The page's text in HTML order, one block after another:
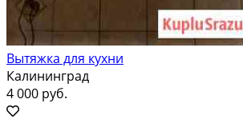
Вытяжка для кухни
Калининград
4 000 руб.